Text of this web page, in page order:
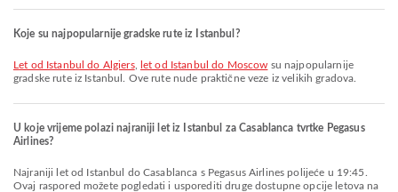
Koje su najpopularnije gradske rute iz Istanbul?
let od Istanbul do Algiers, let od Istanbul do Moscow su najpopularnije
gradske rute iz Istanbul. Ove rute nude praktične veze iz velikih gradova.
U koje vrijeme polazi najraniji let iz Istanbul za Casablanca tvrtke Pegasus
Airlines?
Najraniji let od Istanbul do Casablanca s Pegasus Airlines polijeće u 19:45.
Ovaj raspored možete pogledati i usporediti druge dostupne opcije letova na